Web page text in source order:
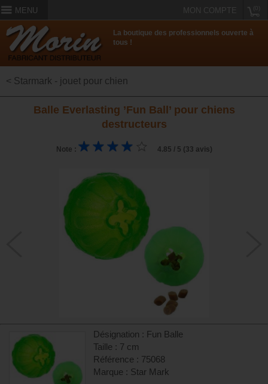
MENU MON COMPTE
La boutique des professionnels ouverte à
tous !
< Starmark - jouet pour chien
Balle Everlasting ’Fun Ball’ pour chiens
destructeurs
Note : 4.85 / 5 (33 avis)
Désignation : Fun Balle
Taille : 7 cm
Référence : 75068
Marque : Star Mark